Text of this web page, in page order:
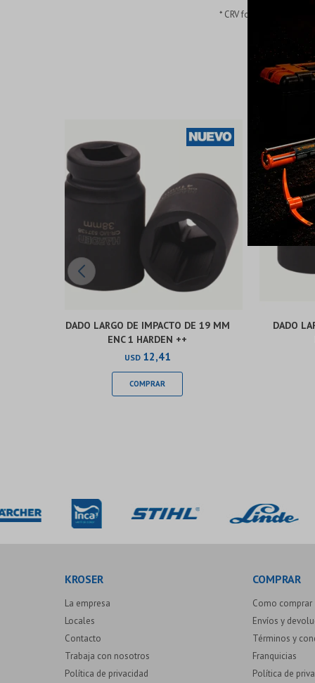
* CRV forjado en
DADO LARGO DE IMPACTO DE 19 MM
ENC 1 HARDEN ++
USD 12,41
DADO
KROSER
La empresa
Locales
Contacto
Trabaja con nosotros
Política de privacidad
COMPRAR
Como comprar
Envíos y
Términos y
Franquicias
Política de